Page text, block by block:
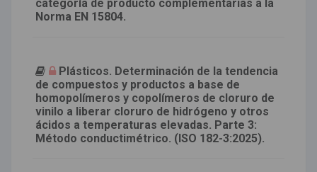
categoría de producto complementarias a la
Norma EN 15804.
Plásticos. Determinación de la tendencia
de compuestos y productos a base de
homopolímeros y copolímeros de cloruro de
vinilo a liberar cloruro de hidrógeno y otros
ácidos a temperaturas elevadas. Parte 3:
Método conductimétrico. (ISO 182-3:2025).